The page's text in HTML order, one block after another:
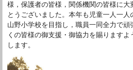
様，保護者の皆様，関係機関の皆様に
とうございました。本年も児童一人一人
山野小学校を目指し，職員一同全力で頑
くの皆様の御支援・御協力を賜ります
します。